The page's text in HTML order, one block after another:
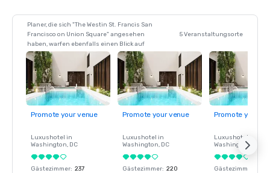
Planer, die sich "The Westin St. Francis San
Francisco on Union Square" angesehen
haben, warfen ebenfalls einen Blick auf
5 Veranstaltungsorte
Promote your venue
Luxushotel in
Washington, DC
Gästezimmer: 237
Promote your venue
Luxushotel in
Washington, DC
Gästezimmer: 220
Promote your
Luxushotel in
Washington
Gästezimmer